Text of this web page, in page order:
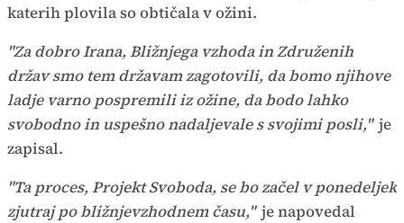
katerih plovila so obtičala v ožini.
"Za dobro Irana, Bližnjega vzhoda in Združenih
držav smo tem državam zagotovili, da bomo njihove
ladje varno pospremili iz ožine, da bodo lahko
svobodno in uspešno nadaljevale s svojimi posli," je
zapisal.
"Ta proces, Projekt Svoboda, se bo začel v ponedeljek
zjutraj po bližnjevzhodnem času," je napovedal